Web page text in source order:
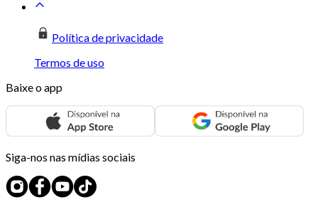
Política de privacidade
Termos de uso
Baixe o app
Siga-nos nas mídias sociais